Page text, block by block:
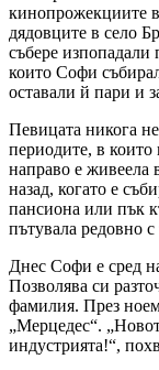
кинопрожекциите
дядовците в село
събере изпопадали
които Софи
оставали й пари и
Певицата никога не
периодите, в които
направо е живеела
назад, когато е
пансиона или пък
пътувала редовно
Днес Софи е сред
Позволява си
фамилия. През
„Мерцедес“.
индустрията!“,